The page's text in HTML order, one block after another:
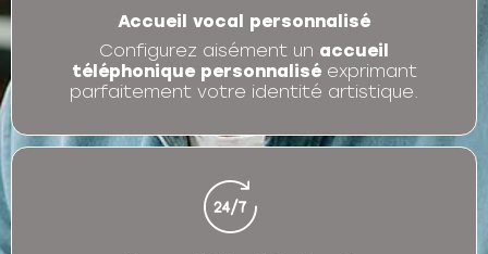
Accueil vocal personnalisé
Configurez aisément un accueil
téléphonique personnaliséexprimant
parfaitement votre identité artistique.